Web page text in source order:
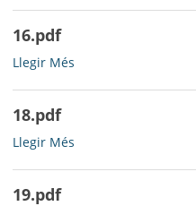
16.pdf
16.pdf
Llegir Més
18.pdf
18.pdf
Llegir Més
19.pdf